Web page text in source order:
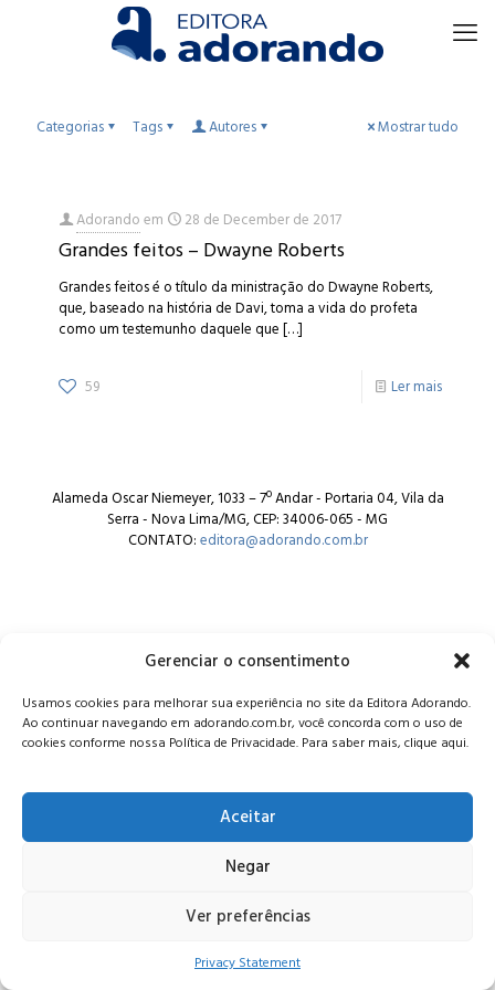
Gerenciar o consentimento
Usamos cookies para melhorar sua experiência no site da Editora Adorando.
Ao continuar navegando em adorando.com.br, você concorda com o uso de
cookies conforme nossa Política de Privacidade. Para saber mais, clique aqui.
Aceitar
Negar
Ver preferências
Privacy Statement
Categorias Tags Autores Mostrar tudo
Adorandoem 28 de December de 2017
Grandes feitos – Dwayne Roberts
Grandes feitos é o título da ministração do Dwayne Roberts,
que, baseado na história de Davi, toma a vida do profeta
como um testemunho daquele que[…]
59 Ler mais
Alameda Oscar Niemeyer, 1033 – 7º Andar - Portaria 04, Vila da
Serra - Nova Lima/MG, CEP: 34006-065 - MG
CONTATO:editora@adorando.com.br
© Editora Adorando 2026. Todos os direitos reservados.
Consulte nossapolítica de privacidade.